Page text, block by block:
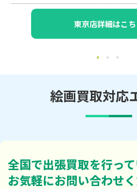
東京店詳細はこ
絵画買取対応
全国で出張買取を行っ
お気軽にお問い合わせ